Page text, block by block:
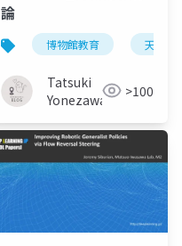
論
博物館教育 天文学
Tatsuki
Yonezawa
>100